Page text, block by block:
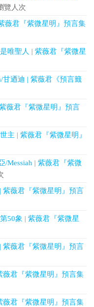
覽人次
薇君『紫微星明』預言集
唯聖人 | 紫薇君『紫微星
甘迺迪 | 紫薇君《預言籤
薇君『紫微星明』預言
主 | 紫薇君『紫微星明』
/Messiah | 紫薇君『紫微
紫薇君『紫微星明』預言
50象 | 紫薇君『紫微星
紫薇君『紫微星明』預言
薇君『紫微星明』預言集
薇君『紫微星明』預言集